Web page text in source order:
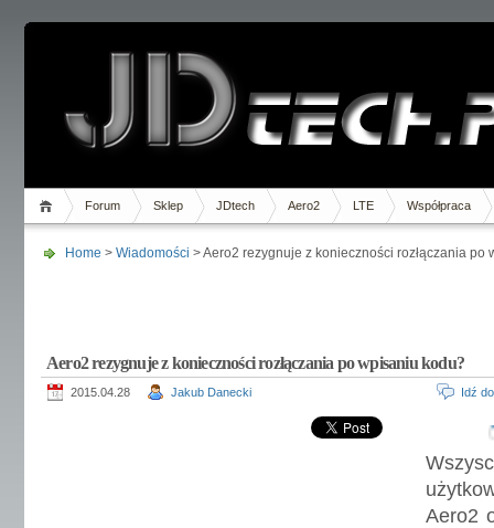
Forum Sklep JDtech Aero2 LTE Współpraca
Home > Wiadomości > Aero2 rezygnuje z konieczności rozłączania po
Aero2 rezygnuje z konieczności rozłączania po wpisaniu kodu?
2015.04.28 Jakub Danecki Idź
Aero2